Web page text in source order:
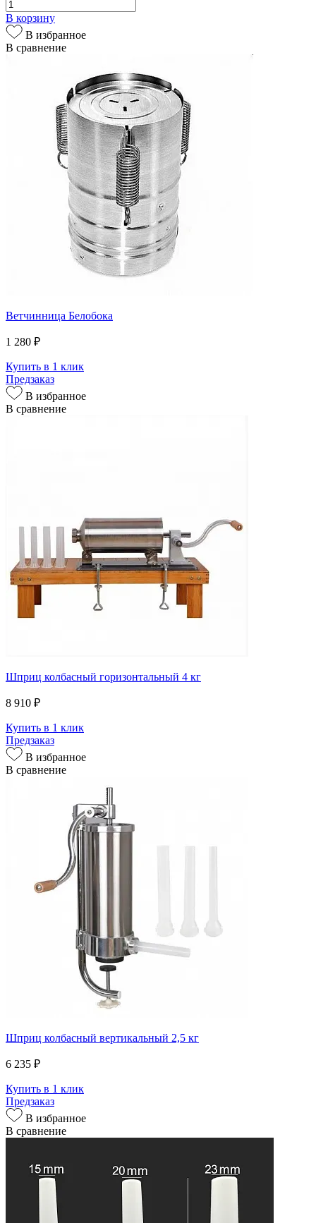
В корзину
В избранное
В сравнение
Ветчинница Белобока
1 280 ₽
Купить в 1 клик
Предзаказ
В избранное
В сравнение
Шприц колбасный горизонтальный 4 кг
8 910 ₽
Купить в 1 клик
Предзаказ
В избранное
В сравнение
Шприц колбасный вертикальный 2,5 кг
6 235 ₽
Купить в 1 клик
Предзаказ
В избранное
В сравнение